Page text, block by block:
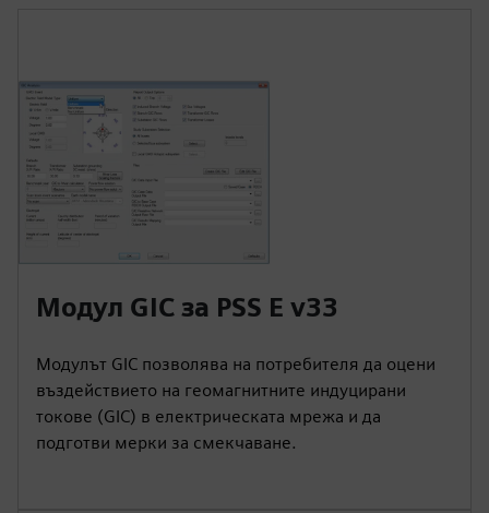
Модул GIC за PSS E v33
Модулът GIC позволява на потребителя да оцени
въздействието на геомагнитните индуцирани
токове (GIC) в електрическата мрежа и да
подготви мерки за смекчаване.